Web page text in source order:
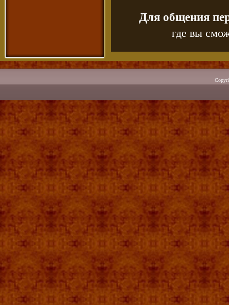
Для общения
где вы